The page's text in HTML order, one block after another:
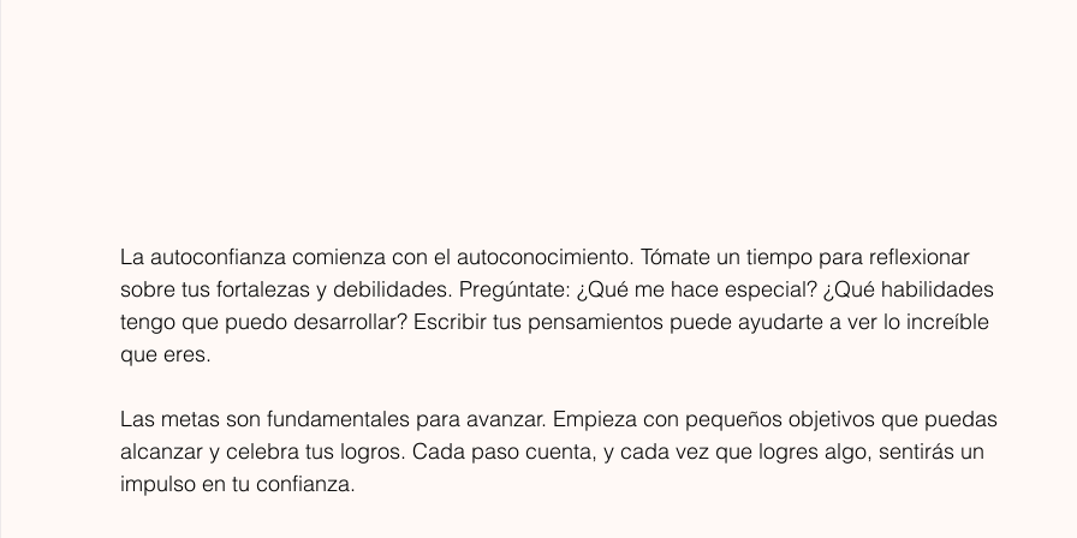
BUICK GMC Cuautla Trophy
Electratón 2026 impulsa a universitarias y
Las Que Facturan
hace 3 días
Gastronómica 2026: el
pabellón donde las nuevas
Las Que Facturan
arte y literatura
adorno y se
La autoconfianza comienza con el autoconocimiento. Tómate un tiempo para reflexionar
sobre tus fortalezas y debilidades. Pregúntate: ¿Qué me hace especial? ¿Qué habilidades
tengo que puedo desarrollar? Escribir tus pensamientos puede ayudarte a ver lo increíble
que eres.
Las metas son fundamentales para avanzar. Empieza con pequeños objetivos que puedas
alcanzar y celebra tus logros. Cada paso cuenta, y cada vez que logres algo, sentirás un
impulso en tu confianza.